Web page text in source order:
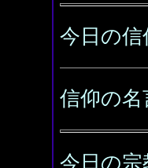
今日の信
信仰の名
今日の宗